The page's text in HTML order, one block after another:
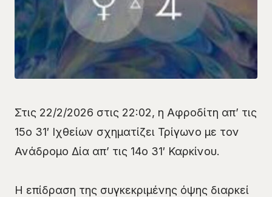
Στις 22/2/2026 στις 22:02, η Αφροδίτη απ’ τις
15ο 31′ Ιχθείων σχηματίζει Τρίγωνο με τον
Ανάδρομο Δία απ’ τις 14ο 31′ Καρκίνου.
Η επίδραση της συγκεκριμένης όψης διαρκεί